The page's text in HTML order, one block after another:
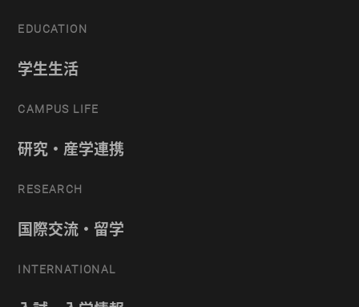
EDUCATION
学生生活
CAMPUS LIFE
研究・産学連携
RESEARCH
国際交流・留学
INTERNATIONAL